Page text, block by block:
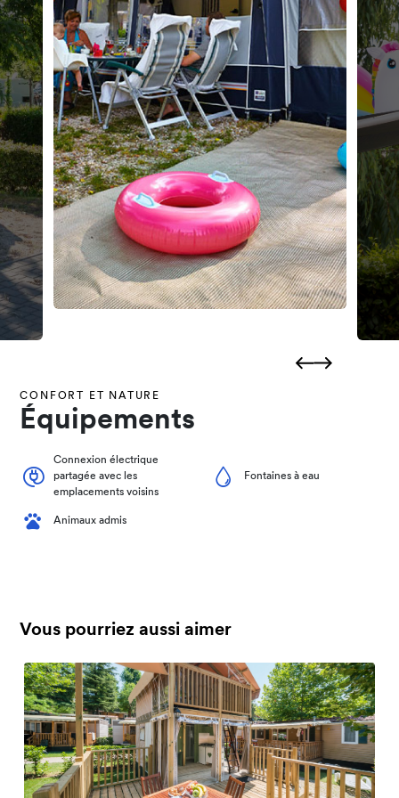
CONFORT ET NATURE
Équipements
Connexion électrique
partagée avec les
emplacements voisins
Fontaines à eau
Animaux admis
Vous pourriez aussi aimer